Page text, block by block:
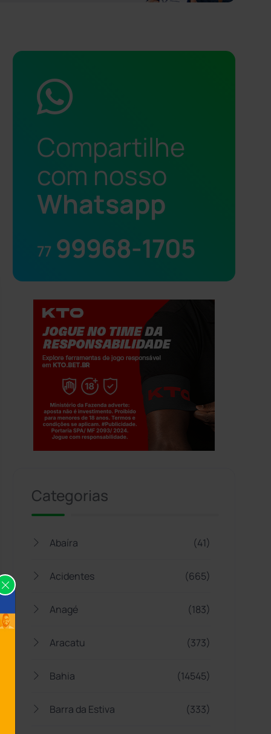
Compartilhe
com nosso
Whatsapp
77 99968-1705
Categorias
Abaíra (41)
Acidentes (665)
Anagé (183)
Aracatu (373)
Bahia (14545)
Barra da Estiva (333)